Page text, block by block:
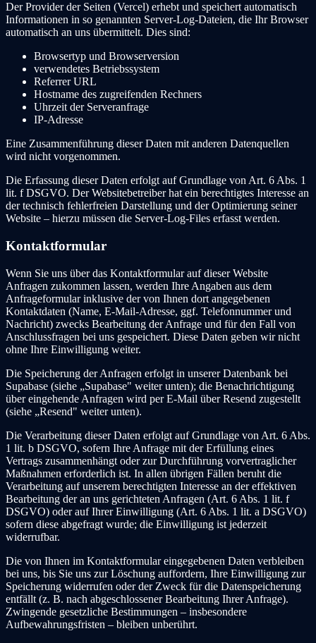
Der Provider der Seiten (Vercel) erhebt und speichert automatisch
Informationen in so genannten Server-Log-Dateien, die Ihr Browser
automatisch an uns übermittelt. Dies sind:
Browsertyp und Browserversion
verwendetes Betriebssystem
Referrer URL
Hostname des zugreifenden Rechners
Uhrzeit der Serveranfrage
IP-Adresse
Eine Zusammenführung dieser Daten mit anderen Datenquellen
wird nicht vorgenommen.
Die Erfassung dieser Daten erfolgt auf Grundlage von Art. 6 Abs. 1
lit. f DSGVO. Der Websitebetreiber hat ein berechtigtes Interesse an
der technisch fehlerfreien Darstellung und der Optimierung seiner
Website – hierzu müssen die Server-Log-Files erfasst werden.
Kontaktformular
Wenn Sie uns über das Kontaktformular auf dieser Website
Anfragen zukommen lassen, werden Ihre Angaben aus dem
Anfrageformular inklusive der von Ihnen dort angegebenen
Kontaktdaten (Name, E-Mail-Adresse, ggf. Telefonnummer und
Nachricht) zwecks Bearbeitung der Anfrage und für den Fall von
Anschlussfragen bei uns gespeichert. Diese Daten geben wir nicht
ohne Ihre Einwilligung weiter.
Die Speicherung der Anfragen erfolgt in unserer Datenbank bei
Supabase (siehe „Supabase" weiter unten); die Benachrichtigung
über eingehende Anfragen wird per E-Mail über Resend zugestellt
(siehe „Resend" weiter unten).
Die Verarbeitung dieser Daten erfolgt auf Grundlage von Art. 6 Abs.
1 lit. b DSGVO, sofern Ihre Anfrage mit der Erfüllung eines
Vertrags zusammenhängt oder zur Durchführung vorvertraglicher
Maßnahmen erforderlich ist. In allen übrigen Fällen beruht die
Verarbeitung auf unserem berechtigten Interesse an der effektiven
Bearbeitung der an uns gerichteten Anfragen (Art. 6 Abs. 1 lit. f
DSGVO) oder auf Ihrer Einwilligung (Art. 6 Abs. 1 lit. a DSGVO)
sofern diese abgefragt wurde; die Einwilligung ist jederzeit
widerrufbar.
Die von Ihnen im Kontaktformular eingegebenen Daten verbleiben
bei uns, bis Sie uns zur Löschung auffordern, Ihre Einwilligung zur
Speicherung widerrufen oder der Zweck für die Datenspeicherung
entfällt (z. B. nach abgeschlossener Bearbeitung Ihrer Anfrage).
Zwingende gesetzliche Bestimmungen – insbesondere
Aufbewahrungsfristen – bleiben unberührt.